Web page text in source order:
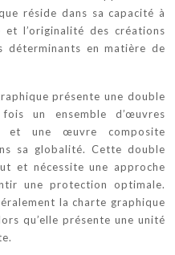
réside dans sa capacité à
et l’originalité des créations
déterminants en matière de
présente une double
un ensemble d’œuvres
et une œuvre composite
sa globalité. Cette double
et nécessite une approche
une protection optimale.
la charte graphique
qu’elle présente une unité